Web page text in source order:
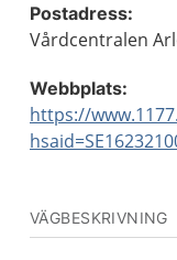
Postadress:
Vårdcentralen
Webbplats:
https://
VÄGBESKRIVNING